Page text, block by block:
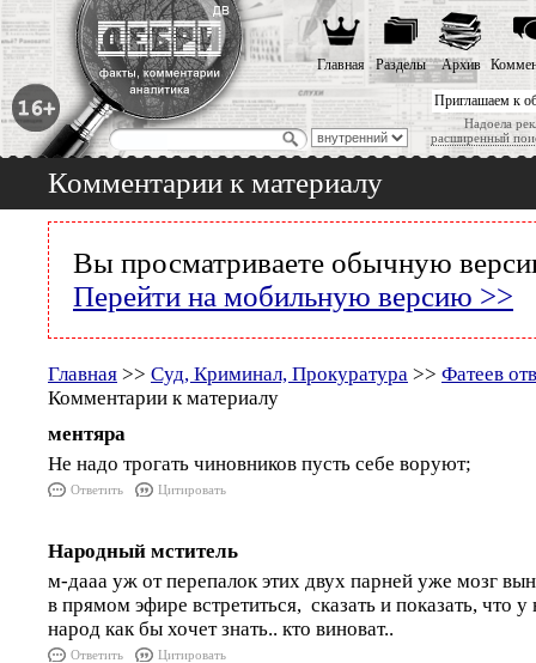
Приглашаем к
Надоела
расширенный
Главная Разделы Архив
Комментарии к материалу
Вы просматриваете обычную
Перейти на мобильную версию >>
Главная >> Суд, Криминал, Прокуратура >> Фатеев
Комментарии к материалу
ментяра
Не надо трогать чиновников пусть себе воруют;
Ответить Цитировать
Народный мститель
м-дааа уж от перепалок этих двух парней уже мозг
в прямом эфире встретиться, сказать и показать, что
народ как бы хочет знать.. кто виноват..
Ответить Цитировать